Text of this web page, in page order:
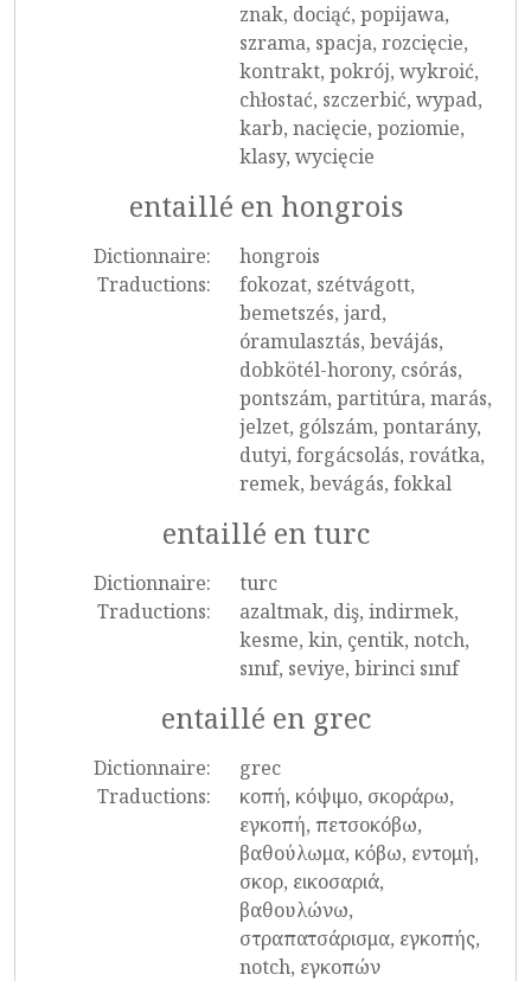
znak, dociąć, popijawa,
szrama, spacja, rozcięcie,
kontrakt, pokrój, wykroić,
chłostać, szczerbić, wypad,
karb, nacięcie, poziomie,
klasy, wycięcie
entaillé en hongrois
Dictionnaire:
hongrois
Traductions:
fokozat, szétvágott,
bemetszés, jard,
óramulasztás, bevájás,
dobkötél-horony, csórás,
pontszám, partitúra, marás,
jelzet, gólszám, pontarány,
dutyi, forgácsolás, rovátka,
remek, bevágás, fokkal
entaillé en turc
Dictionnaire:
turc
Traductions:
azaltmak, diş, indirmek,
kesme, kin, çentik, notch,
sınıf, seviye, birinci sınıf
entaillé en grec
Dictionnaire:
grec
Traductions:
κοπή, κόψιμο, σκοράρω,
εγκοπή, πετσοκόβω,
βαθούλωμα, κόβω, εντομή,
σκορ, εικοσαριά,
βαθουλώνω,
στραπατσάρισμα, εγκοπής,
notch, εγκοπών